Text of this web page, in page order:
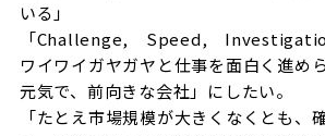
いる」
「Challenge, Speed, Investigation
ワイワイガヤガヤと仕事を面白く進め
元気で、前向きな会社」にしたい。
「たとえ市場規模が大きくなくとも、